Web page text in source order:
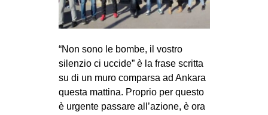
“Non sono le bombe, il vostro
silenzio ci uccide” è la frase scritta
su di un muro comparsa ad Ankara
questa mattina. Proprio per questo
è urgente passare all’azione, è ora